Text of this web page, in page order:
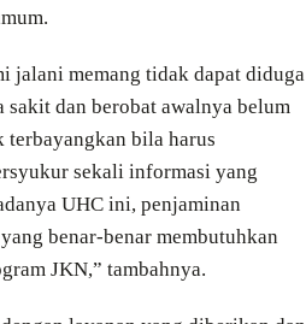
jalani memang tidak dapat diduga
sakit dan berobat awalnya belum
terbayangkan bila harus
sekali informasi yang
UHC ini, penjaminan
benar-benar membutuhkan
JKN,” tambahnya.